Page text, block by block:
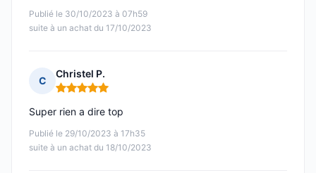
Publié le 30/10/2023 à 07h59
suite à un achat du 17/10/2023
C
Christel P.
Note : 5 sur 5
Publié le 29/10/2023 à 17h35
suite à un achat du 18/10/2023
Super rien a dire top